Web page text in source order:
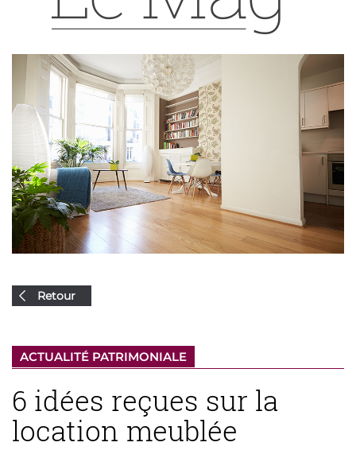
Retour
ACTUALITÉ PATRIMONIALE
6 idées reçues sur la
location meublée